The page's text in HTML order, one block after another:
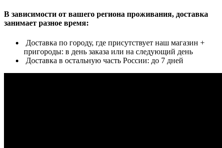
В зависимости от вашего региона проживания, доставка
занимает разное время:
Доставка по городу, где присутствует наш магазин +
пригороды: в день заказа или на следующий день
Доставка в остальную часть России: до 7 дней